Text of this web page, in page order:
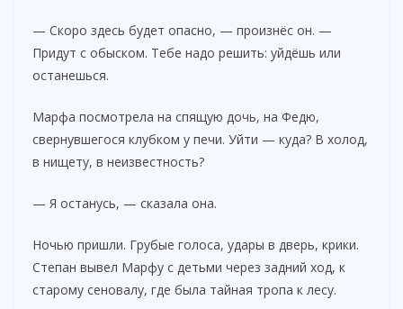
— Скоро здесь будет опасно, — произнёс он. —
Придут с обыском. Тебе надо решить: уйдёшь или
останешься.
Марфа посмотрела на спящую дочь, на Федю,
свернувшегося клубком у печи. Уйти — куда? В холод,
в нищету, в неизвестность?
— Я останусь, — сказала она.
Ночью пришли. Грубые голоса, удары в дверь, крики.
Степан вывел Марфу с детьми через задний ход, к
старому сеновалу, где была тайная тропа к лесу.